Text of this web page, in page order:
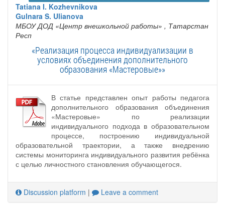
Tatiana I. Kozhevnikova
Gulnara S. Ulianova
МБОУ ДОД «Центр внешкольной работы» , Татарстан
Респ
«Реализация процесса индивидуализации в
условиях объединения дополнительного
образования «Мастеровые»»
В статье представлен опыт работы педагога
дополнительного образования объединения
«Мастеровые» по реализации
индивидуального подхода в образовательном
процессе, построению индивидуальной
образовательной траектории, а также внедрению
системы мониторинга индивидуального развития ребёнка
с целью личностного становления обучающегося.
Discussion platform | Leave a comment